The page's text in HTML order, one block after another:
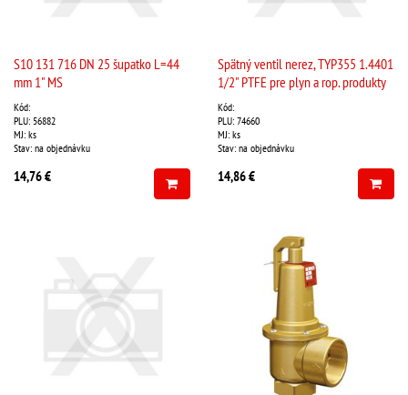
S10 131 716 DN 25 šupatko L=44
mm 1" MS
Kód:
PLU: 56882
MJ: ks
Stav: na objednávku
14,76 €
Spätný ventil nerez, TYP355 1.4401
1/2" PTFE pre plyn a rop. produkty
Kód:
PLU: 74660
MJ: ks
Stav: na objednávku
14,86 €